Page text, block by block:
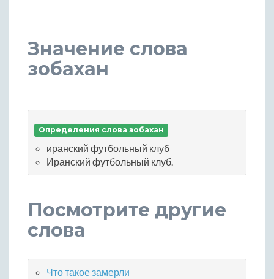
Значение слова
зобахан
Определения слова зобахан
иранский футбольный клуб
Иранский футбольный клуб.
Посмотрите другие
слова
Что такое замерли